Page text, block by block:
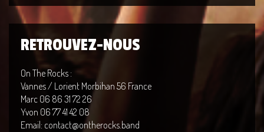
RETROUVEZ-NOUS
On The Rocks :
Vannes / Lorient Morbihan 56 France
Marc 06 86 31 72 26
Yvon 06 77 41 42 08
Email: contact@ontherocks.band